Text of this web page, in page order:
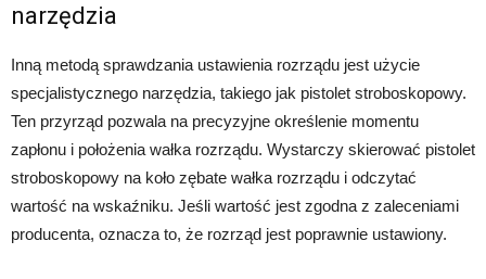
narzędzia
Inną metodą sprawdzania ustawienia rozrządu jest użycie
specjalistycznego narzędzia, takiego jak pistolet stroboskopowy.
Ten przyrząd pozwala na precyzyjne określenie momentu
zapłonu i położenia wałka rozrządu. Wystarczy skierować pistolet
stroboskopowy na koło zębate wałka rozrządu i odczytać
wartość na wskaźniku. Jeśli wartość jest zgodna z zaleceniami
producenta, oznacza to, że rozrząd jest poprawnie ustawiony.